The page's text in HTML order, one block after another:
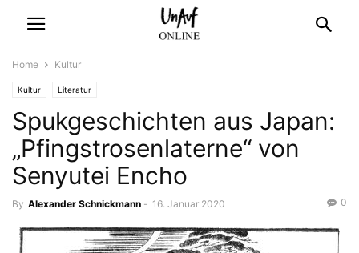
Home Kultur
Kultur Literatur
Spukgeschichten aus Japan:
„Pfingstrosenlaterne“ von
Senyutei Encho
By Alexander Schnickmann - 16. Januar 2020 0